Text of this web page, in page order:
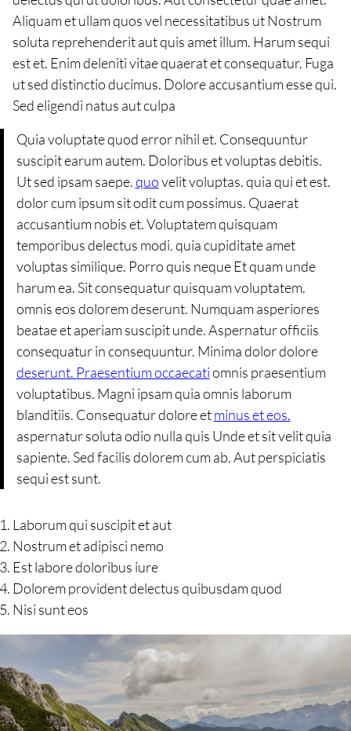
Aliquam et ullam quos vel necessitatibus ut Nostrum
soluta reprehenderit aut quis amet illum. Harum sequi
est et. Enim deleniti vitae quaerat et consequatur. Fuga
ut sed distinctio ducimus. Dolore accusantium esse qui.
Sed eligendi natus aut culpa
Quia voluptate quod error nihil et. Consequuntur
suscipit earum autem. Doloribus et voluptas debitis.
Ut sed ipsam saepe.quovelit voluptas. quia qui et est.
dolor cum ipsum sit odit cum possimus. Quaerat
accusantium nobis et. Voluptatem quisquam
temporibus delectus modi. quia cupiditate amet
voluptas similique. Porro quis neque Et quam unde
harum ea. Sit consequatur quisquam voluptatem.
omnis eos dolorem deserunt. Numquam asperiores
beatae et aperiam suscipit unde. Aspernatur officiis
consequatur in consequuntur. Minima dolor dolore
deserunt. Praesentium occaecatiomnis praesentium
voluptatibus. Magni ipsam quia omnis laborum
blanditiis. Consequatur dolore etminus et eos.
aspernatur soluta odio nulla quis Unde et sit velit quia
sapiente. Sed facilis dolorem cum ab. Aut perspiciatis
sequi est sunt.
Laborum qui suscipit et aut
Nostrum et adipisci nemo
Est labore doloribus iure
Dolorem provident delectus quibusdam quod
Nisi sunt eos